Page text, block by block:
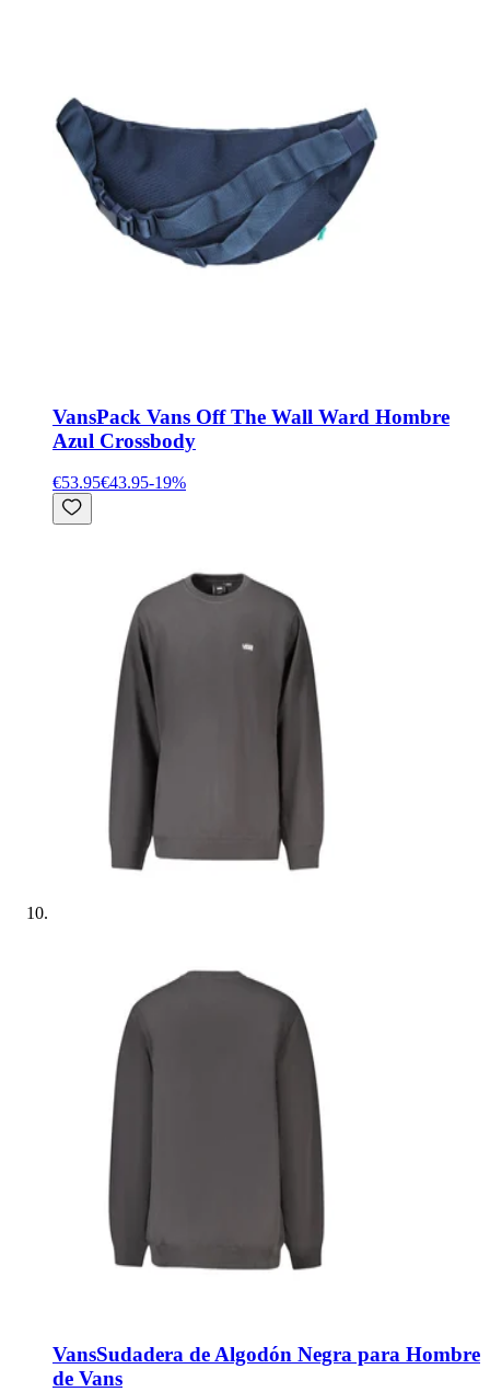
VansPack Vans Off The Wall Ward Hombre
Azul Crossbody
€53.95€43.95-19%
VansSudadera de Algodón Negra para Hombre
de Vans